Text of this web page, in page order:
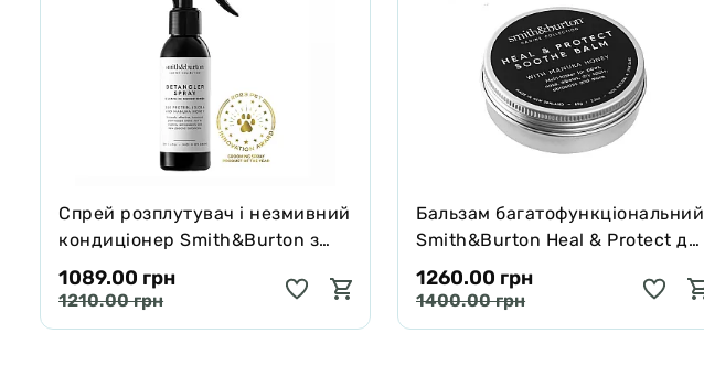
Спрей розплутувач і незмивний
кондиціонер Smith&Burton з
протеїнами шовку для шерсті
собак і котів 125 мл
1089.00 грн
1210.00 грн
Бальзам багатофункціональний
Smith&Burton Heal & Protect для
собак і котів зцілює та захищає
65 г
1260.00 грн
1400.00 грн